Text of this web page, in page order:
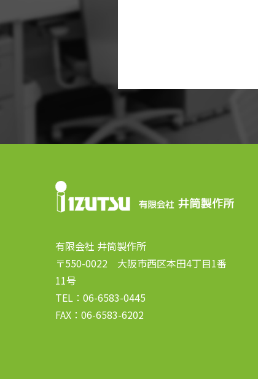
有限会社 井筒製作所
〒550-0022 大阪市西区本田4丁目1番
11号
TEL：06-6583-0445
FAX：06-6583-6202